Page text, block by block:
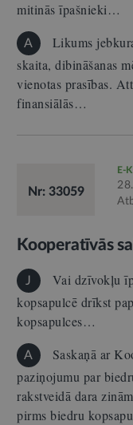
mitinās īpašnieki…
A
Likums
skaita, dibināšanas
vienotas prasības.
finansiālās…
Nr: 33059
E-
Kooperatīvās
J
Vai dzīvokļu
kopsapulcē drīkst
kopsapulces…
A
Saskaņā ar
paziņojumu par
rakstveidā dara
pirms biedru